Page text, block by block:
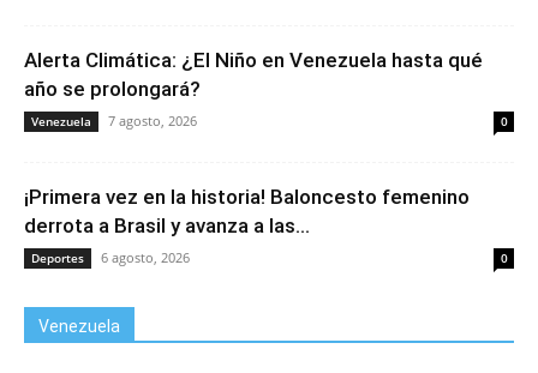
Alerta Climática: ¿El Niño en Venezuela hasta qué
año se prolongará?
Venezuela 7 agosto, 2026 0
¡Primera vez en la historia! Baloncesto femenino
derrota a Brasil y avanza a las...
Deportes 6 agosto, 2026 0
Venezuela